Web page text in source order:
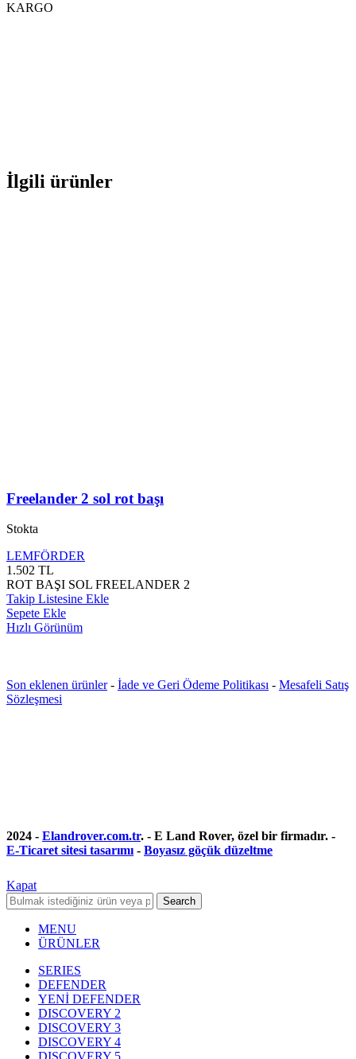
KARGO
İlgili ürünler
Freelander 2 sol rot başı
Stokta
LEMFÖRDER
1.502 TL
ROT BAŞI SOL FREELANDER 2
Takip Listesine Ekle
Sepete Ekle
Hızlı Görünüm
Son eklenen ürünler- İade ve Geri Ödeme Politikası - Mesafeli Satış
Sözleşmesi
2024 - Elandrover.com.tr. - E Land Rover, özel bir firmadır. -
E-Ticaret sitesi tasarımı- Boyasız göçük düzeltme
Kapat
Search
MENU
ÜRÜNLER
SERIES
DEFENDER
YENİ DEFENDER
DISCOVERY 2
DISCOVERY 3
DISCOVERY 4